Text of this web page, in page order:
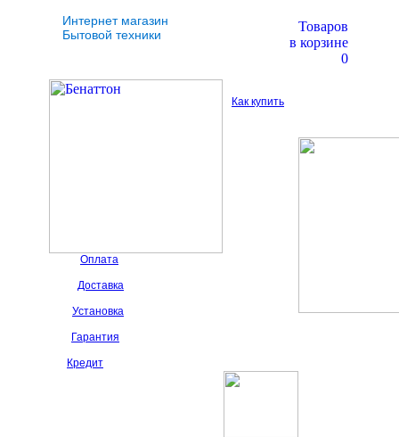
Интернет магазин
Бытовой техники
Товаров
в корзине
0
Как купить
Оплата
Доставка
Установка
Гарантия
Кредит